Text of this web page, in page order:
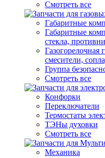
Смотреть все
Габаритные
Габаритные
стекла,
Газогорелочная
смесители,
Группа
Смотреть все
Конфорки
Переключатели
Термостаты
ТЭНы духовки
Смотреть все
Механика